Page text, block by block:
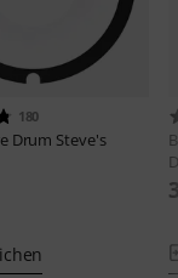
180
Drum Steve's